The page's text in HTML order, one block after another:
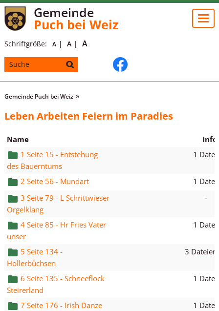
Gemeinde
Puch bei Weiz
Schriftgröße: A A A
Gemeinde Puch bei Weiz
Leben Arbeiten Feiern im Paradies
Name
Info
1 Seite 15 - Entstehung
des Bauerntums
1 Datei
2 Seite 56 - Mundart
1 Datei
3 Seite 79 - L Schrittwieser
Orgelklang
-
4 Seite 85 - Hr Fries Vater
unser
1 Datei
5 Seite 134 -
Hollerbüchsen
3 Dateien
6 Seite 135 - Schneeflock
Steirerland
1 Datei
7 Seite 176 - Irish Danze
1 Datei